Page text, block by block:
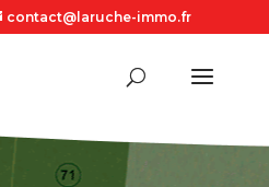
contact@laruche-immo.fr